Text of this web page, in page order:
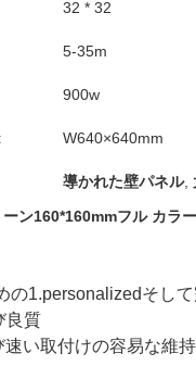
32 * 32
5-35m
900w
W640×640mm
導かれた壁パネル,
ン160*160mmフル カラ
の1.personalizedそし
良質
い取付けの容易な維持